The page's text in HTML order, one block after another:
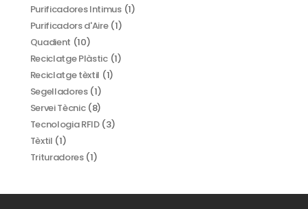
Purificadores Intimus(1)
Purificadors d'Aire(1)
Quadient (10)
Reciclatge Plàstic(1)
Reciclatge tèxtil (1)
Segelladores(1)
Servei Tècnic(8)
Tecnologia RFID(3)
Tèxtil (1)
Trituradores(1)